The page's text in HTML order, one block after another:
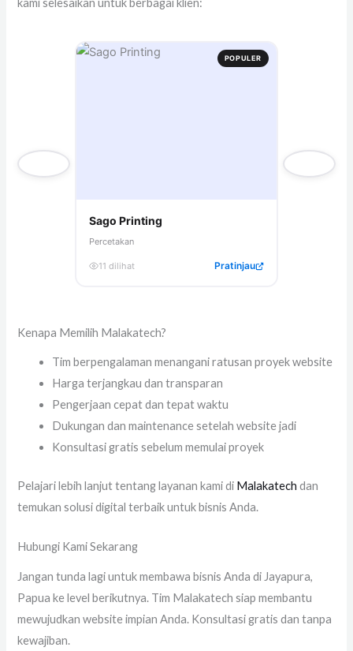
POPULER
Sago Printing
Percetakan
11 dilihat Pratinjau
Kenapa Memilih Malakatech?
Tim berpengalaman menangani ratusan proyek website
Harga terjangkau dan transparan
Pengerjaan cepat dan tepat waktu
Dukungan dan maintenance setelah website jadi
Konsultasi gratis sebelum memulai proyek
Pelajari lebih lanjut tentang layanan kami di Malakatech dan
temukan solusi digital terbaik untuk bisnis Anda.
Hubungi Kami Sekarang
Jangan tunda lagi untuk membawa bisnis Anda di Jayapura,
Papua ke level berikutnya. Tim Malakatech siap membantu
mewujudkan website impian Anda. Konsultasi gratis dan tanpa
kewajiban.